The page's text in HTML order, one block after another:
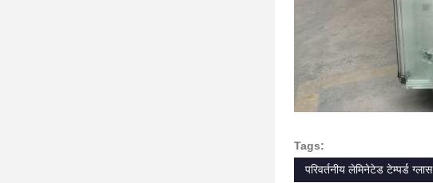
Tags:
परिवर्तनीय लेमिनेटेड टेम्पर्ड ग्लास